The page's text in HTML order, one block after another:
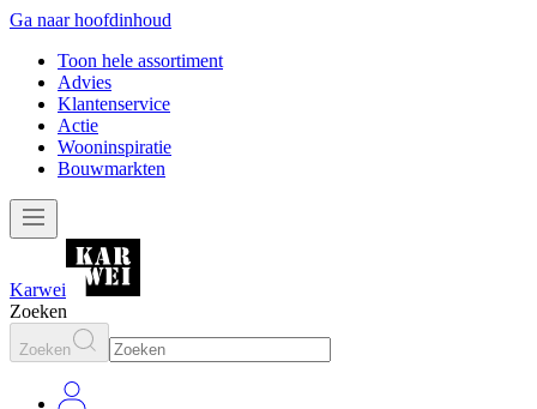
Ga naar hoofdinhoud
Toon hele assortiment
Advies
Klantenservice
Actie
Wooninspiratie
Bouwmarkten
Karwei
Zoeken
Zoeken